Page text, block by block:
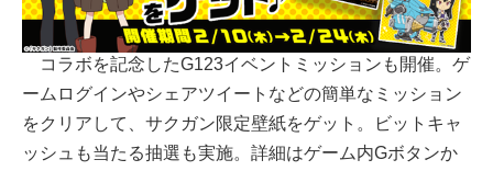
コラボを記念したG123イベントミッションも開催。ゲ
ームログインやシェアツイートなどの簡単なミッション
をクリアして、サクガン限定壁紙をゲット。ビットキャ
ッシュも当たる抽選も実施。詳細はゲーム内Gボタンか